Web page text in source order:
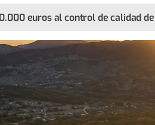
euros al control de calidad